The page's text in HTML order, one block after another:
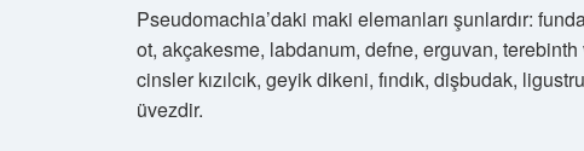
Pseudomachia’daki maki elemanları şunlardır:
ot, akçakesme, labdanum, defne, erguvan,
cinsler kızılcık, geyik dikeni, fındık, dişbudak,
üvezdir.